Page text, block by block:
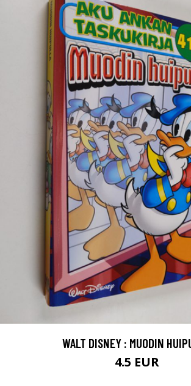
WALT DISNEY : MUODIN
4.5 EUR